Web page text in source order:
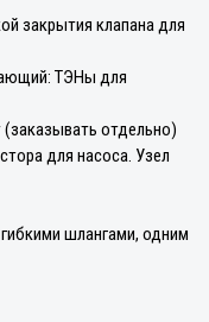
закрытия клапана для
ТЭНы для
отдельно)
для насоса. Узел
шлангами, одним